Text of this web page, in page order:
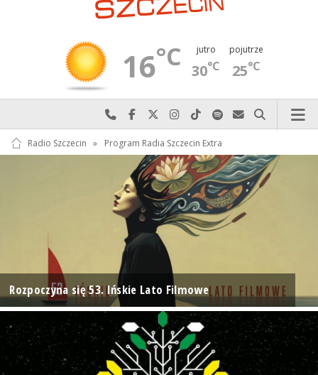
16°C jutro
30°C
pojutrze
25°C
Najlepiej po prostu do nas zadzwoń
Odwiedź nas na Facebook-u
Odwiedź nas na X
Odwiedź nas na Instagram-ie
Odwiedź nas na TikTok-u
Szukaj nas na Spotify
Wyślij do nas
Szukaj
Radio Szczecin » Program Radia Szczecin Extra
Rozpoczyna się 53. Ińskie Lato Filmowe